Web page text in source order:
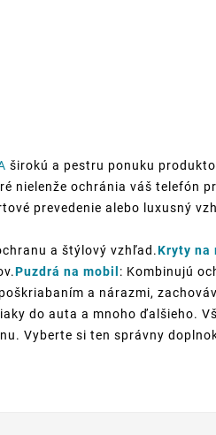
širokú a pestru ponuku
nielenže ochránia váš telefón
prevedenie alebo luxusný
a štýlový vzhľad.Kryty na
Puzdrá na mobil : Kombinujú
a nárazmi,
do auta a mnoho ďalšieho.
Vyberte si ten správny